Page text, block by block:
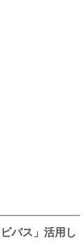
バス」活用し